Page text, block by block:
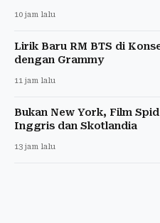
10 jam lalu
Lirik Baru RM BTS di
dengan Grammy
11 jam lalu
Bukan New York, Film
Inggris dan Skotlandia
13 jam lalu